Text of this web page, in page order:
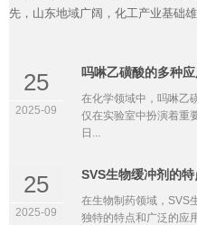
先，山东地域广阔，化工产业基础雄
25
2025-09
吗啉乙磺酸的多种
在化学领域中，吗啉乙
仅在实验室中扮演着重
日...
25
2025-09
SVS生物缓冲剂的
在生物制药领域，SVS
独特的特点和广泛的应